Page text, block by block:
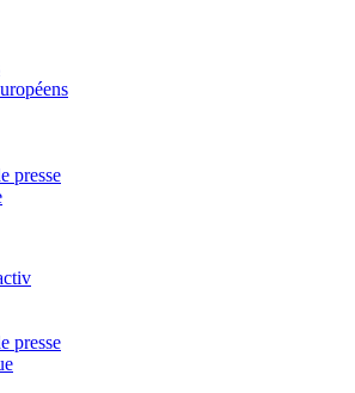
presse
presse